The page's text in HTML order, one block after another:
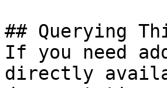
## Querying
If you need
directly